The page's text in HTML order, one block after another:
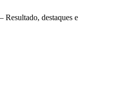
Resultado, destaques e